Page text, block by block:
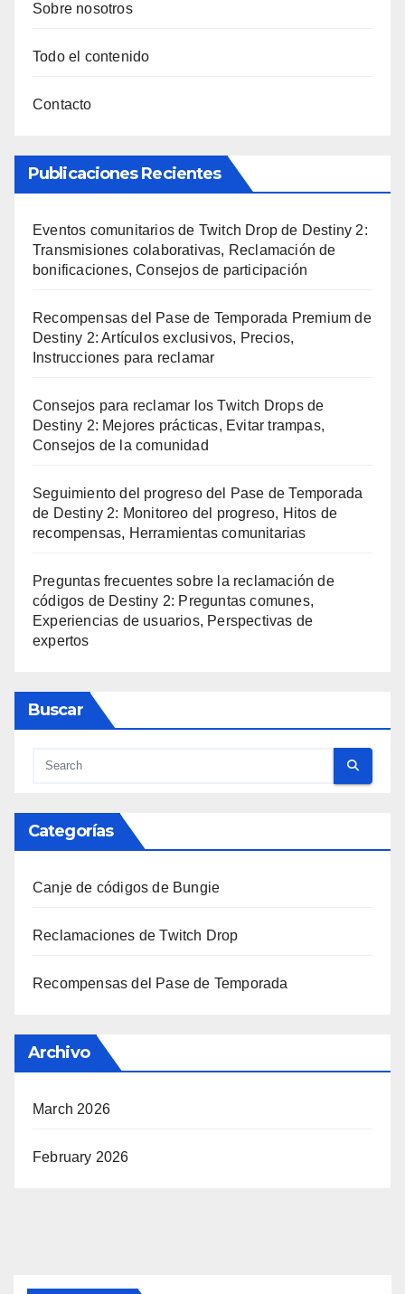
Sobre nosotros
Todo el contenido
Contacto
Publicaciones Recientes
Eventos comunitarios de Twitch Drop de Destiny 2:
Transmisiones colaborativas, Reclamación de
bonificaciones, Consejos de participación
Recompensas del Pase de Temporada Premium de
Destiny 2: Artículos exclusivos, Precios,
Instrucciones para reclamar
Consejos para reclamar los Twitch Drops de
Destiny 2: Mejores prácticas, Evitar trampas,
Consejos de la comunidad
Seguimiento del progreso del Pase de Temporada
de Destiny 2: Monitoreo del progreso, Hitos de
recompensas, Herramientas comunitarias
Preguntas frecuentes sobre la reclamación de
códigos de Destiny 2: Preguntas comunes,
Experiencias de usuarios, Perspectivas de
expertos
Buscar
Categorías
Canje de códigos de Bungie
Reclamaciones de Twitch Drop
Recompensas del Pase de Temporada
Archivo
March 2026
February 2026